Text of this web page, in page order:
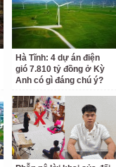
Hà Tĩnh: 4 dự án điện
gió 7.810 tỷ đồng ở Kỳ
Anh có gì đáng chú ý?